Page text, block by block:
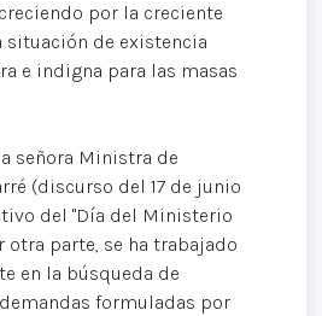
por la creciente
situación de existencia
e indigna para las masas
señora Ministra de
(discurso del 17 de junio
del "Día del Ministerio
otra parte, se ha trabajado
en la búsqueda de
formuladas por